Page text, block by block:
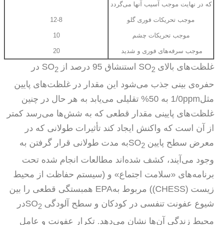
که در نهایت موجب آسیب آنها می‌گردد
موجب تحریکات فوری گلو
موجب تحریکات چشم
موجب سرفه‌های فوری و شدید
12-8
10
20
غلظت‌های بالای SO2 استنشاق 95 درصد از SO2
در
حفره‌ی بینی جذب می‌شود این مقدار در غلظت‌های پایین
مثلppm
1/0 به 50% تقلیلی می‌‌یابد به هر حال در چنین
غلظت‌های پایینی مقدار قطعی که به شش‌ها می‌رسد کمتر
از آن است که واکنش ایجاد کند تأثیرات طولانی که در
معرض سطح پایین
SO2
به مدت طولانی قرار گرفتن به
وجود می‌آیند، کشف شده‌اند مطالعات انجام شده تحت
برنامه‌های «سلامت اجتماع» و (سیستم حفاظت از محیط
زیست (CHESS)) مربوط بهEPA همبستگی قطعی را بین
شیوع عفونت تنفسی در کودکان و سطح آلودگی
SO2
در
محیط زندگی آن‌ها نشان می‌دهد. تکرار عفونت و عامل